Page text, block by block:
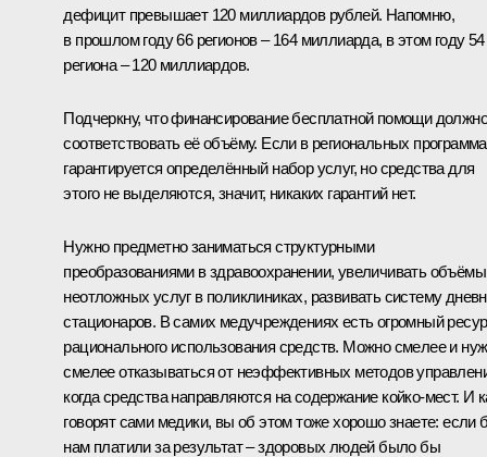
дефицит превышает 120 миллиардов рублей. Напомню,
в прошлом году 66 регионов – 164 миллиарда, в этом году 54
региона – 120 миллиардов.
Подчеркну, что финансирование бесплатной помощи должно
соответствовать её объёму. Если в региональных
гарантируется определённый набор услуг, но средства для
этого не выделяются, значит, никаких гарантий нет.
Нужно предметно заниматься структурными
преобразованиями в здравоохранении, увеличивать объёмы
неотложных услуг в поликлиниках, развивать систему
стационаров. В самих медучреждениях есть огромный
рационального использования средств. Можно смелее и
смелее отказываться от неэффективных методов
когда средства направляются на содержание койко-мест. И
говорят сами медики, вы об этом тоже хорошо знаете: если
нам платили за результат – здоровых людей было бы